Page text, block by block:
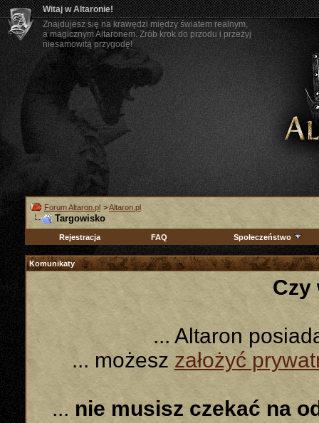
Witaj w Altaronie!
Znajdujesz się na krawędzi między światem realnym,
a magicznym Altaronem. Zrób krok do przodu i przeżyj
niesamowitą przygodę!
Forum Altaron.pl >Altaron.pl
Targowisko
Rejestracja FAQ Społeczeństwo
Komunikaty
Czy
... Altaron
... możeszzałożyć
... nie musisz czekać na